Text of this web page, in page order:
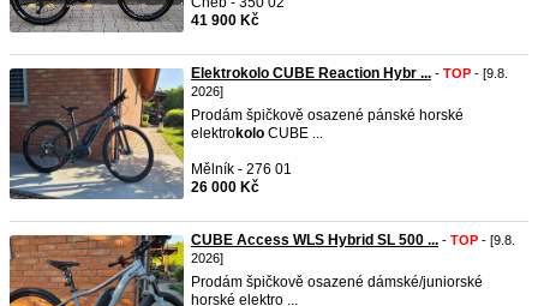
41 900 Kč
Elektrokolo CUBE Reaction Hybr ... - TOP - [9.8.
2026]
Prodám špičkově osazené pánské horské
elektrokolo CUBE ...
Mělník - 276 01
26 000 Kč
CUBE Access WLS Hybrid SL 500 ... - TOP - [9.8.
2026]
Prodám špičkově osazené dámské/juniorské
horské elektro ...